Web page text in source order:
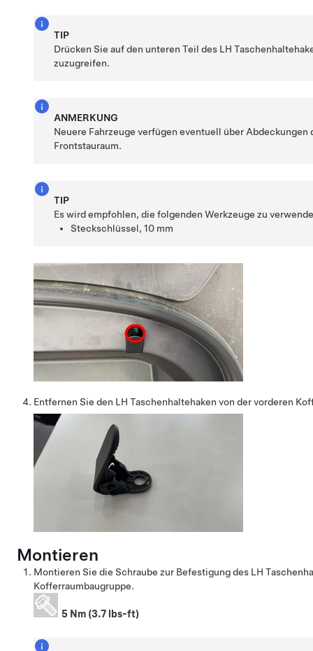
TIP
Drücken Sie auf den unteren Teil des LH
zuzugreifen.
ANMERKUNG
Neuere Fahrzeuge verfügen eventuell über Abdeckungen
Frontstauraum.
TIP
Es wird empfohlen, die folgenden Werkzeuge zu
Steckschlüssel, 10 mm
Entfernen Sie den LH Taschenhaltehaken von der vorderen
Montieren
Montieren Sie die Schraube zur Befestigung des LH
Kofferraumbaugruppe.
5 Nm (3.7 lbs-ft)